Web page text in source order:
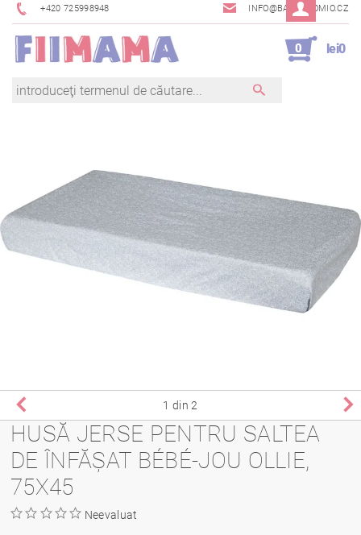
+420 725998948 INFO@BAMBINOMIO.CZ
0 lei0
1 din 2
HUSĂ JERSE PENTRU SALTEA
DE ÎNFĂȘAT BÉBÉ-JOU OLLIE,
75X45
Neevaluat